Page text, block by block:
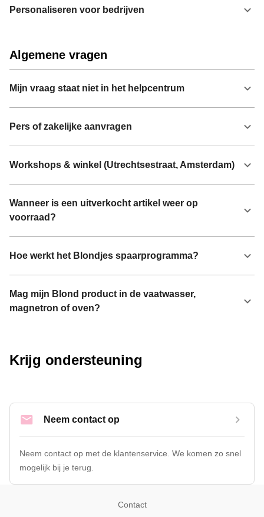
Personaliseren voor bedrijven
Algemene vragen
Mijn vraag staat niet in het helpcentrum
Pers of zakelijke aanvragen
Workshops & winkel (Utrechtsestraat, Amsterdam)
Wanneer is een uitverkocht artikel weer op
voorraad?
Hoe werkt het Blondjes spaarprogramma?
Mag mijn Blond product in de vaatwasser,
magnetron of oven?
Krijg ondersteuning
Neem contact op
Neem contact op met de klantenservice. We komen zo snel
mogelijk bij je terug.
Contact